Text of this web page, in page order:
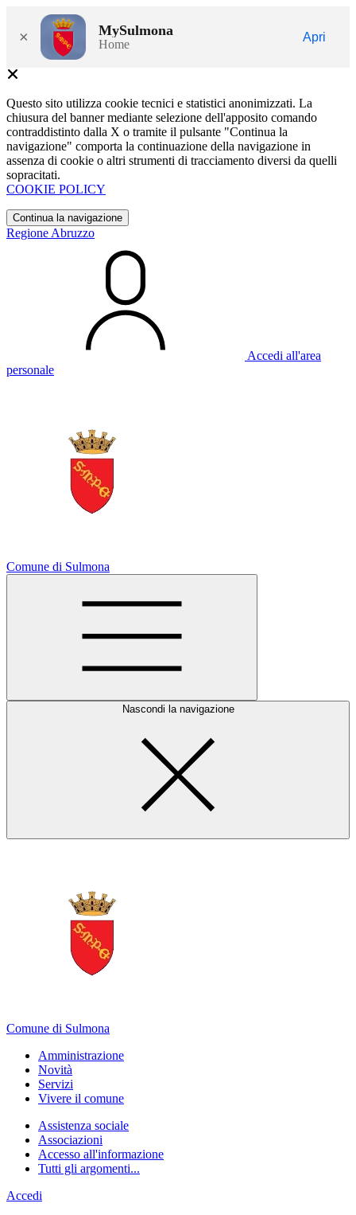
× MySulmona
Home
Apri
Questo sito utilizza cookie tecnici e statistici anonimizzati. La
chiusura del banner mediante selezione dell'apposito comando
contraddistinto dalla X o tramite il pulsante "Continua la
navigazione" comporta la continuazione della navigazione in
assenza di cookie o altri strumenti di tracciamento diversi da quelli
sopracitati.
COOKIE POLICY
Continua la navigazione
Regione Abruzzo
Accedi all'area
personale
Comune di Sulmona
Nascondi la navigazione
Comune di Sulmona
Amministrazione
Novità
Servizi
Vivere il comune
Assistenza sociale
Associazioni
Accesso all'informazione
Tutti gli argomenti...
Accedi